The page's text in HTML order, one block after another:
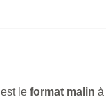
est le format malin à